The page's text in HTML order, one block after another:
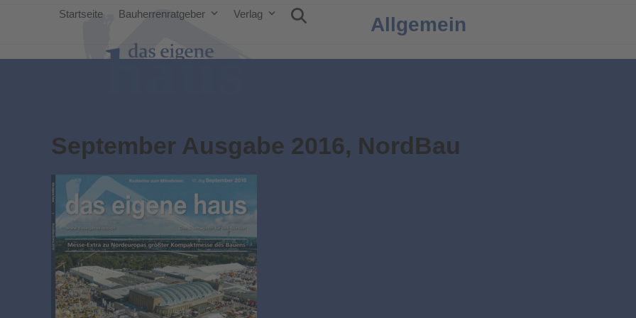
Startseite Bauherrenratgeber Verlag Allgemein
September Ausgabe 2016, NordBau